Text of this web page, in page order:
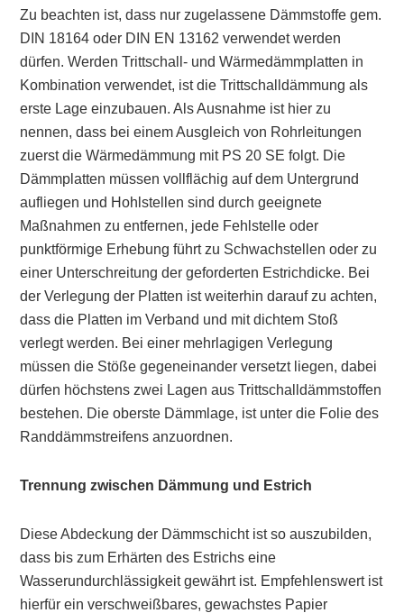
Zu beachten ist, dass nur zugelassene Dämmstoffe gem.
DIN 18164 oder DIN EN 13162 verwendet werden
dürfen. Werden Trittschall- und Wärmedämmplatten in
Kombination verwendet, ist die Trittschalldämmung als
erste Lage einzubauen. Als Ausnahme ist hier zu
nennen, dass bei einem Ausgleich von Rohrleitungen
zuerst die Wärmedämmung mit PS 20 SE folgt. Die
Dämmplatten müssen vollflächig auf dem Untergrund
aufliegen und Hohlstellen sind durch geeignete
Maßnahmen zu entfernen, jede Fehlstelle oder
punktförmige Erhebung führt zu Schwachstellen oder zu
einer Unterschreitung der geforderten Estrichdicke. Bei
der Verlegung der Platten ist weiterhin darauf zu achten,
dass die Platten im Verband und mit dichtem Stoß
verlegt werden. Bei einer mehrlagigen Verlegung
müssen die Stöße gegeneinander versetzt liegen, dabei
dürfen höchstens zwei Lagen aus Trittschalldämmstoffen
bestehen. Die oberste Dämmlage, ist unter die Folie des
Randdämmstreifens anzuordnen.
Trennung zwischen Dämmung und Estrich
Diese Abdeckung der Dämmschicht ist so auszubilden,
dass bis zum Erhärten des Estrichs eine
Wasserundurchlässigkeit gewährt ist. Empfehlenswert ist
hierfür ein verschweißbares, gewachstes Papier